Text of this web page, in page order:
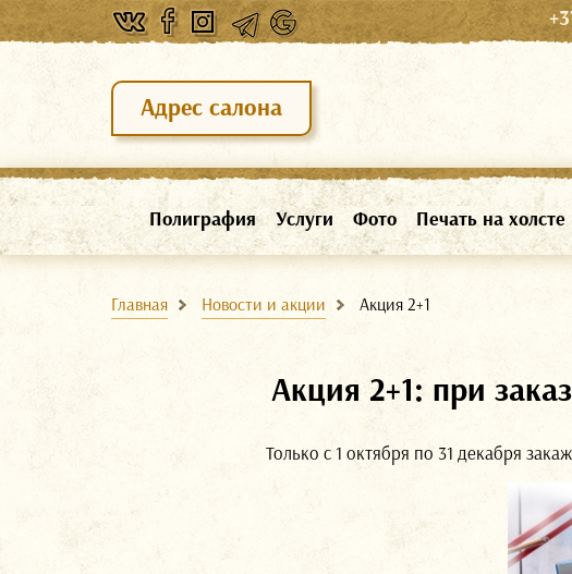
Адрес салона
Полиграфия Услуги Фото Печать на холсте
Главная Новости и акции Акция 2+1
Акция 2+1: при
Только с 1 октября по 31 декабря